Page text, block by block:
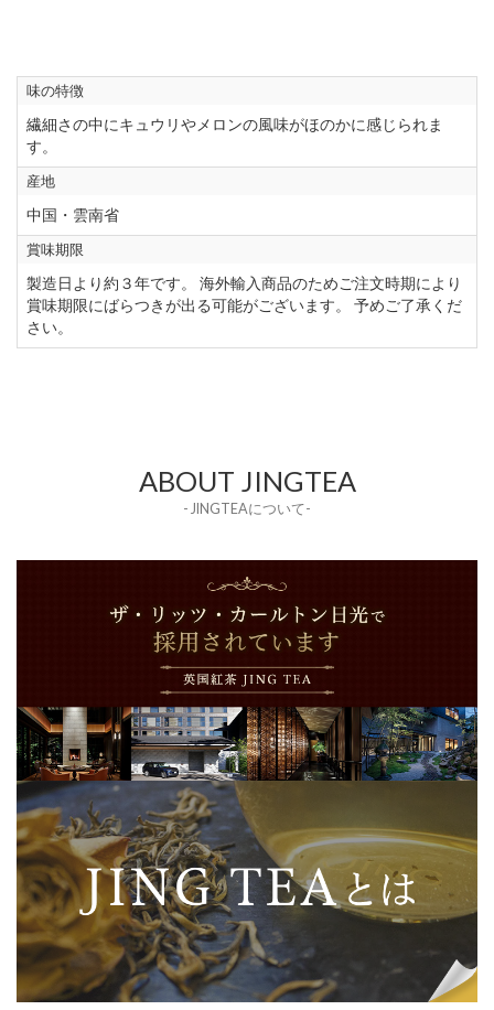
味の特徴
繊細さの中にキュウリやメロンの風味がほのかに感じられま
す。
産地
中国・雲南省
賞味期限
製造日より約３年です。 海外輸入商品のためご注文時期により
賞味期限にばらつきが出る可能がございます。 予めご了承くだ
さい。
ABOUT JINGTEA
- JINGTEAについて-